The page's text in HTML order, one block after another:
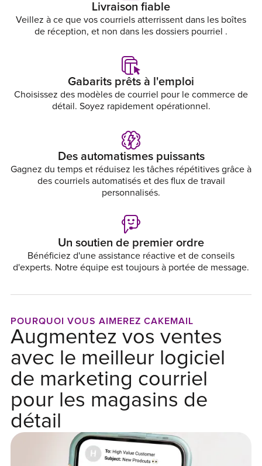
Livraison fiable
Veillez à ce que vos courriels atterrissent dans les boîtes
de réception, et non dans les dossiers pourriel .
Gabarits prêts à l'emploi
Choisissez des modèles de courriel pour le commerce de
détail. Soyez rapidement opérationnel.
Des automatismes puissants
Gagnez du temps et réduisez les tâches répétitives grâce à
des courriels automatisés et des flux de travail
personnalisés.
Un soutien de premier ordre
Bénéficiez d'une assistance réactive et de conseils
d'experts. Notre équipe est toujours à portée de message.
POURQUOI VOUS AIMEREZ CAKEMAIL
Augmentez vos ventes
avec le meilleur logiciel
de marketing courriel
pour les magasins de
détail